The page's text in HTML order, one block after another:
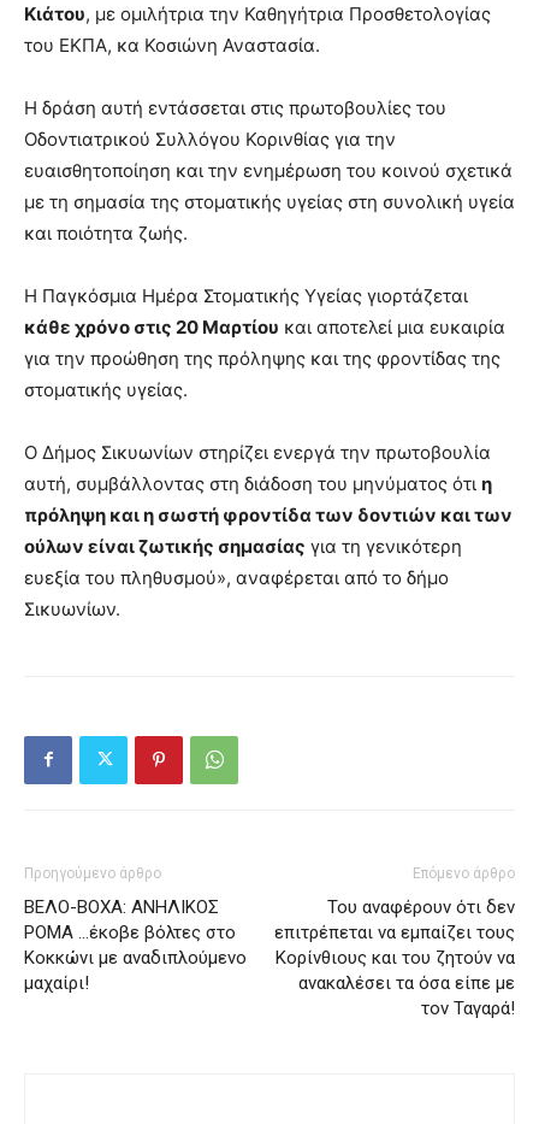
Κιάτου, με ομιλήτρια την Καθηγήτρια Προσθετολογίας
του ΕΚΠΑ, κα Κοσιώνη Αναστασία.
Η δράση αυτή εντάσσεται στις πρωτοβουλίες του
Οδοντιατρικού Συλλόγου Κορινθίας για την
ευαισθητοποίηση και την ενημέρωση του κοινού σχετικά
με τη σημασία της στοματικής υγείας στη συνολική υγεία
και ποιότητα ζωής.
Η Παγκόσμια Ημέρα Στοματικής Υγείας γιορτάζεται
κάθε χρόνο στις 20 Μαρτίου και αποτελεί μια ευκαιρία
για την προώθηση της πρόληψης και της φροντίδας της
στοματικής υγείας.
Ο Δήμος Σικυωνίων στηρίζει ενεργά την πρωτοβουλία
αυτή, συμβάλλοντας στη διάδοση του μηνύματος ότι η
πρόληψη και η σωστή φροντίδα των δοντιών και των
ούλων είναι ζωτικής σημασίας για τη γενικότερη
ευεξία του πληθυσμού», αναφέρεται από το δήμο
Σικυωνίων.
Προηγούμενο άρθρο
ΒΕΛΟ-ΒΟΧΑ: ΑΝΗΛΙΚΟΣ
ΡΟΜΑ …έκοβε βόλτες στο
Κοκκώνι με αναδιπλούμενο
μαχαίρι!
Επόμενο άρθρο
Του αναφέρουν ότι δεν
επιτρέπεται να εμπαίζει τους
Κορίνθιους και του ζητούν να
ανακαλέσει τα όσα είπε με
τον Ταγαρά!